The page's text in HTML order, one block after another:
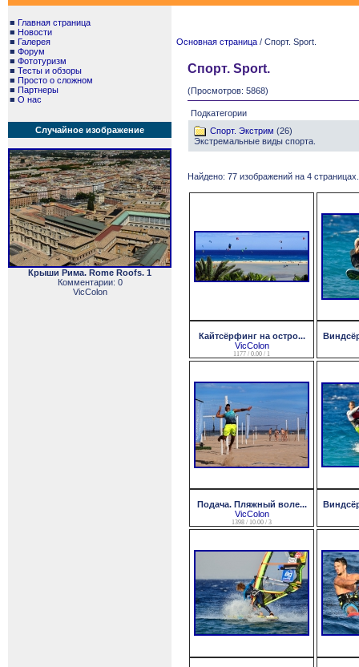
■ Главная страница
■ Новости
■ Галерея
■ Форум
■ Фототуризм
■ Тесты и обзоры
■ Просто о сложном
■ Партнеры
■ О нас
Случайное изображение
Крыши Рима. Rome Roofs. 1
Комментарии: 0
VicColon
Основная страница / Спорт. Sport.
Спорт. Sport.
(Просмотров: 5868)
Подкатегории
Спорт. Экстрим (26)
Экстремальные виды спорта.
Найдено: 77 изображений на 4
Кайтсёрфинг на остро...
VicColon
1177 / 0.00 / 1
Подача. Пляжный воле...
VicColon
1398 / 10.00 / 3